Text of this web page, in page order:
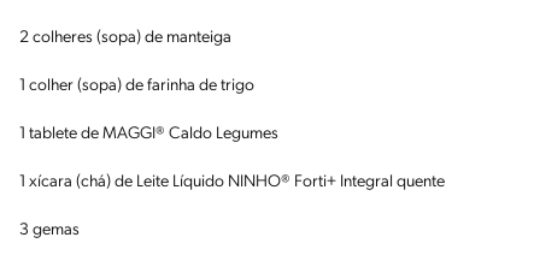
2 colheres (sopa) de manteiga
1 colher (sopa) de farinha de trigo
1 tablete de MAGGI® Caldo Legumes
1 xícara (chá) de Leite Líquido NINHO® Forti+ Integral quente
3 gemas